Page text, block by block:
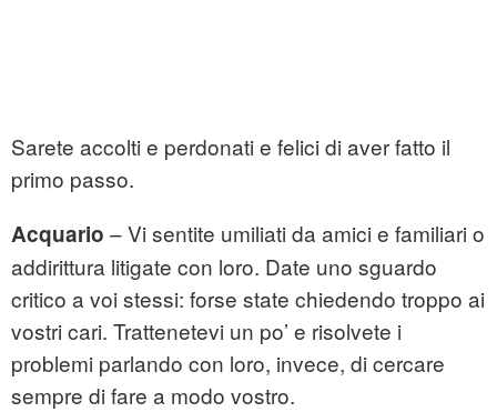
Sarete accolti e perdonati e felici di aver fatto il
primo passo.
Acquario – Vi sentite umiliati da amici e familiari o
addirittura litigate con loro. Date uno sguardo
critico a voi stessi: forse state chiedendo troppo ai
vostri cari. Trattenetevi un po’ e risolvete i
problemi parlando con loro, invece, di cercare
sempre di fare a modo vostro.